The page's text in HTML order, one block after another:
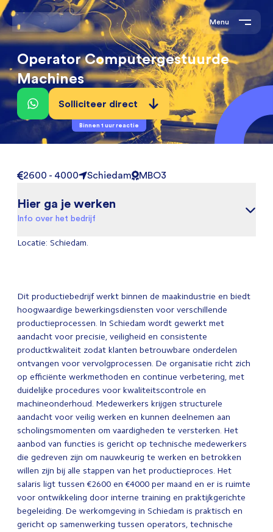
Menu
Operator Computergestuurde
Machines
Solliciteer direct
Binnen 1 uur reactie
2600 - 4000 Schiedam MBO3
Hier ga je werken
Info over het bedrijf
Locatie: Schiedam.
Dit productiebedrijf werkt binnen de maakindustrie en biedt
hoogwaardige bewerkingsdiensten voor verschillende
productieprocessen. In Schiedam wordt gewerkt met
aandacht voor precisie, veiligheid en consistente
productkwaliteit zodat klanten betrouwbare onderdelen
ontvangen voor vervolgprocessen. De organisatie richt zich
op efficiënte werkmethoden en continue verbetering, met
duidelijke procedures voor kwaliteitscontrole en
machineonderhoud. Medewerkers krijgen structurele
aandacht voor veilig werken en kunnen deelnemen aan
scholingsmomenten om vaardigheden te versterken. Het
aanbod van functies is gericht op technische medewerkers
die gedreven zijn om nauwkeurig te werken en betrokken
willen zijn bij alle stappen van het productieproces. Het
salaris ligt tussen €2600 en €4000 per maand en er is ruimte
voor ontwikkeling door interne training en praktijkgerichte
begeleiding. De werkomgeving in Schiedam is praktisch en
gericht op samenwerking tussen operators, technische